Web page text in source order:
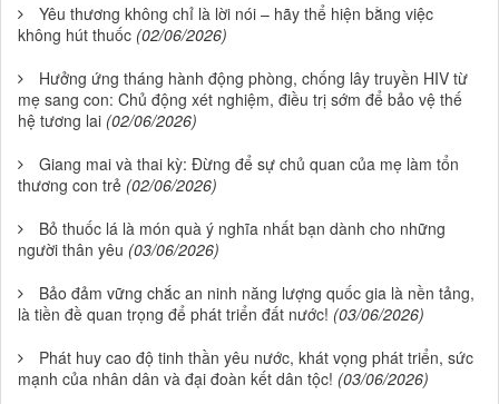
Yêu thương không chỉ là lời nói – hãy thể hiện bằng việc
không hút thuốc (02/06/2026)
Hưởng ứng tháng hành động phòng, chống lây truyền HIV từ
mẹ sang con: Chủ động xét nghiệm, điều trị sớm để bảo vệ thế
hệ tương lai (02/06/2026)
Giang mai và thai kỳ: Đừng để sự chủ quan của mẹ làm tổn
thương con trẻ (02/06/2026)
Bỏ thuốc lá là món quà ý nghĩa nhất bạn dành cho những
người thân yêu (03/06/2026)
Bảo đảm vững chắc an ninh năng lượng quốc gia là nền tảng,
là tiền đề quan trọng để phát triển đất nước! (03/06/2026)
Phát huy cao độ tinh thần yêu nước, khát vọng phát triển, sức
mạnh của nhân dân và đại đoàn kết dân tộc! (03/06/2026)